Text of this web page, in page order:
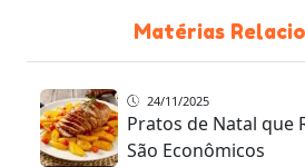
Matérias
24/11/2025
Pratos de Natal que
São Econômicos